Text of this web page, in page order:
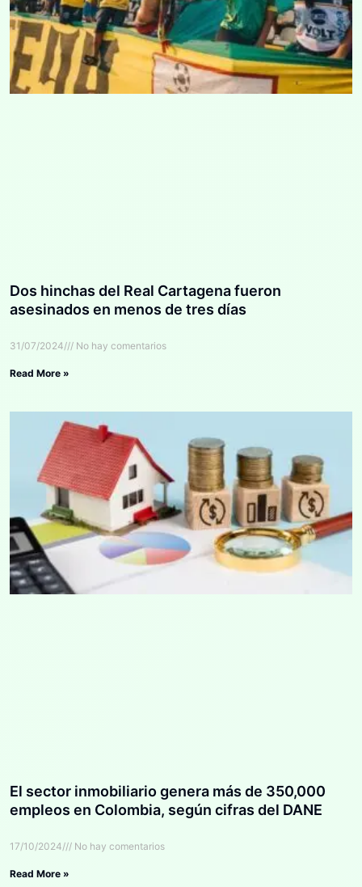
Dos hinchas del Real Cartagena fueron
asesinados en menos de tres días
31/07/2024 No hay comentarios
Read More »
El sector inmobiliario genera más de 350,000
empleos en Colombia, según cifras del DANE
17/10/2024 No hay comentarios
Read More »